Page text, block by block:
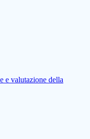
e valutazione della